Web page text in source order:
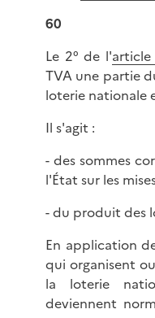
60
Le 2° de l'
TVA une partie
loterie nationale
Il s'agit :
- des sommes
l'État sur les
- du produit des
En application
qui organisent
la loterie
deviennent